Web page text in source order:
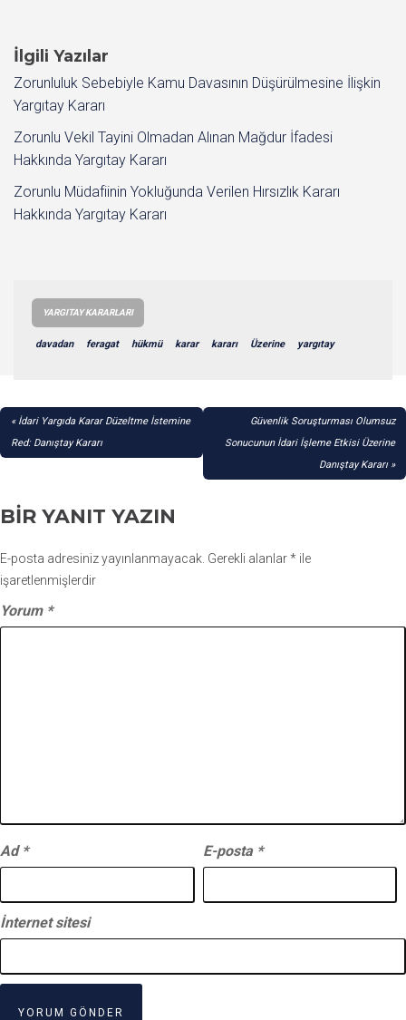
İlgili Yazılar
Zorunluluk Sebebiyle Kamu Davasının Düşürülmesine İlişkin
Yargıtay Kararı
Zorunlu Vekil Tayini Olmadan Alınan Mağdur İfadesi
Hakkında Yargıtay Kararı
Zorunlu Müdafiinin Yokluğunda Verilen Hırsızlık Kararı
Hakkında Yargıtay Kararı
YARGITAY KARARLARI
davadan feragat hükmü karar kararı Üzerine yargıtay
YAZI
GEZINMESI
İdari Yargıda Karar Düzeltme İstemine
Red: Danıştay Kararı
Güvenlik Soruşturması Olumsuz
Sonucunun İdari İşleme Etkisi Üzerine
Danıştay Kararı
BIR YANIT YAZIN
E-posta adresiniz yayınlanmayacak. Gerekli alanlar* ile
işaretlenmişlerdir
Yorum *
Ad * E-posta *
İnternet sitesi